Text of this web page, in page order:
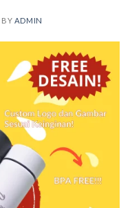
BY ADMIN